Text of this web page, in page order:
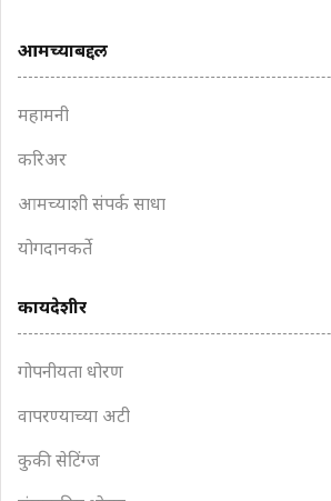
आमच्याबद्दल
महामनी
करिअर
आमच्याशी संपर्क साधा
योगदानकर्ते
कायदेशीर
गोपनीयता धोरण
वापरण्याच्या अटी
कुकी सेटिंग्ज